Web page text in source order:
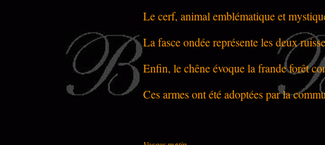
Le cerf, animal emblématique et
La fasce ondée représente les deux
Enfin, le chêne évoque la frande forêt
Ces armes ont été adoptées par la